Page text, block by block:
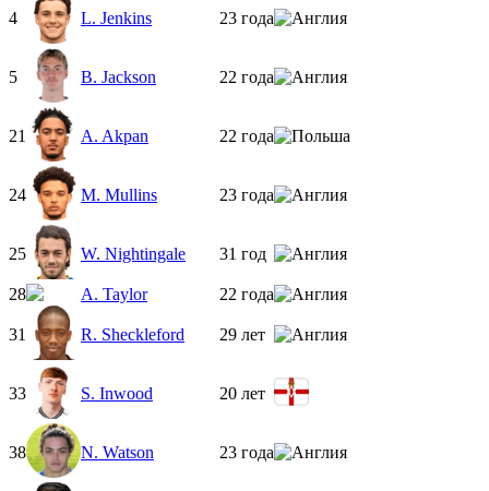
4 L. Jenkins 23 года
5 B. Jackson 22 года
21 A. Akpan 22 года
24 M. Mullins 23 года
25 W. Nightingale 31 год
28 A. Taylor 22 года
31 R. Sheckleford 29 лет
33 S. Inwood 20 лет
38 N. Watson 23 года